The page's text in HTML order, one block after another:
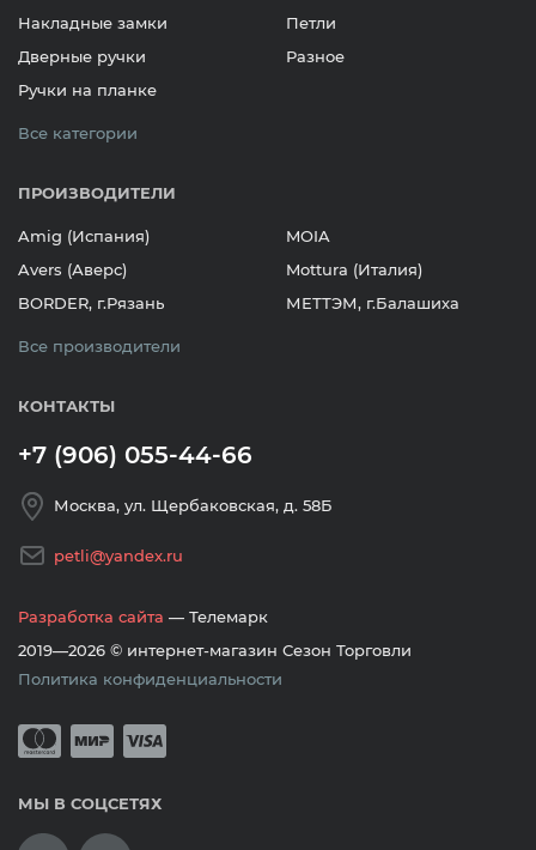
Накладные замки
Дверные ручки
Ручки на планке
Петли
Разное
Все категории
ПРОИЗВОДИТЕЛИ
Amig (Испания)
Avers (Аверс)
BORDER, г.Рязань
MOIA
Mottura (Италия)
МЕТТЭМ, г.Балашиха
Все производители
КОНТАКТЫ
+7 (906) 055-44-66
Москва, ул. Щербаковская, д. 58Б
petli@yandex.ru
Разработка сайта — Телемарк
2019—2026 © интернет-магазин Сезон Торговли
Политика конфиденциальности
Принимается оплата банковскими
МЫ В СОЦСЕТЯХ